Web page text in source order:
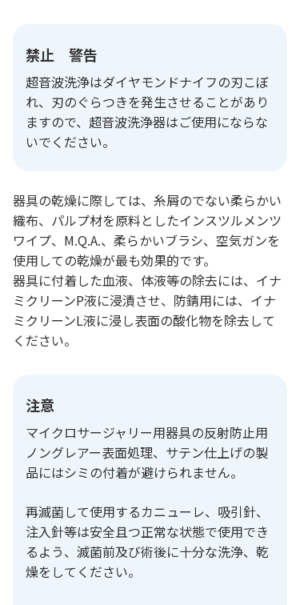
禁止 警告
超音波洗浄はダイヤモンドナイフの刃こぼ
れ、刃のぐらつきを発生させることがあり
ますので、超音波洗浄器はご使用にならな
いでください。
器具の乾燥に際しては、糸屑のでない柔らかい
織布、パルプ材を原料としたインスツルメンツ
ワイプ、M.Q.A.、柔らかいブラシ、空気ガンを
使用しての乾燥が最も効果的です。
器具に付着した血液、体液等の除去には、イナ
ミクリーンP液に浸漬させ、防錆用には、イナ
ミクリーンL液に浸し表面の酸化物を除去して
ください。
注意
マイクロサージャリー用器具の反射防止用
ノングレアー表面処理、サテン仕上げの製
品にはシミの付着が避けられません。
再滅菌して使用するカニューレ、吸引針、
注入針等は安全且つ正常な状態で使用でき
るよう、滅菌前及び術後に十分な洗浄、乾
燥をしてください。